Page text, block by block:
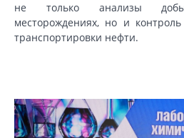
не только анализы
месторождениях, но и
транспортировки нефти.